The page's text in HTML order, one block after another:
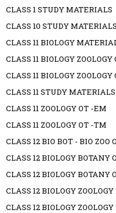
CLASS 1 STUDY MATERIALS
CLASS 10 STUDY MATERIALS
CLASS 11 BIOLOGY
CLASS 11 BIOLOGY
CLASS 11 BIOLOGY
CLASS 11 STUDY MATERIALS
CLASS 11 ZOOLOGY OT -EM
CLASS 11 ZOOLOGY OT -TM
CLASS 12 BIO BOT - BIO
CLASS 12 BIOLOGY BOTANY
CLASS 12 BIOLOGY BOTANY
CLASS 12 BIOLOGY
CLASS 12 BIOLOGY